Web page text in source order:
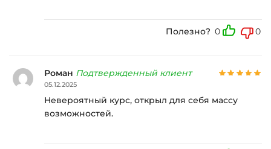
Полезно? 0 0
Роман Подтвержденный клиент
05.12.2025
Невероятный курс, открыл для себя массу
возможностей.